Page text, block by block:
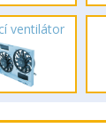
ventilátor